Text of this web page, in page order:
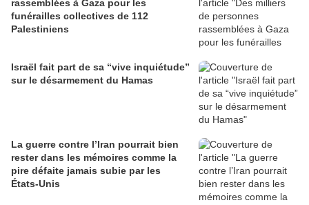
rassemblées à Gaza pour les
funérailles collectives de 112
Palestiniens
Israël fait part de sa “vive inquiétude”
sur le désarmement du Hamas
La guerre contre l’Iran pourrait bien
rester dans les mémoires comme la
pire défaite jamais subie par les
États-Unis